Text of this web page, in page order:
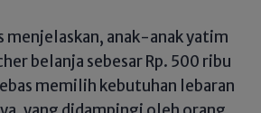
menjelaskan, anak-anak yatim
belanja sebesar Rp. 500 ribu
memilih kebutuhan lebaran